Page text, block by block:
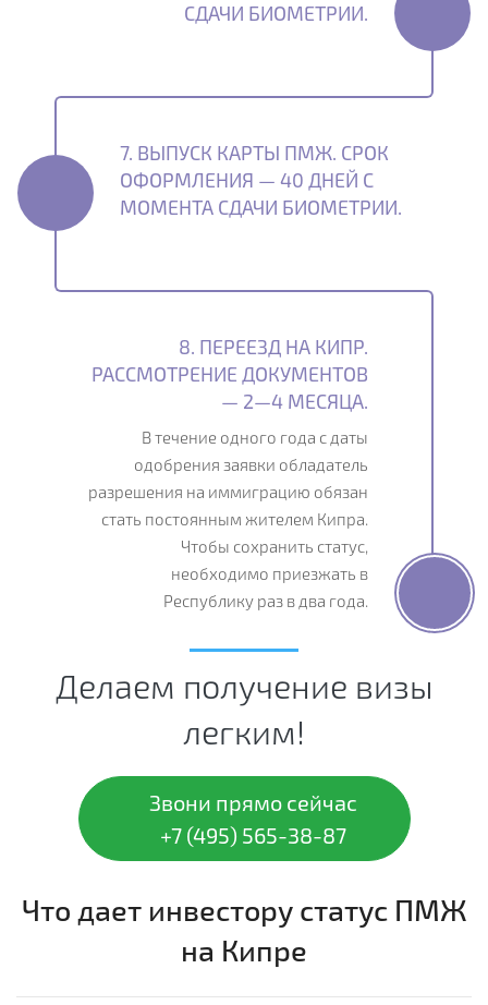
СДАЧИ БИОМЕТРИИ.
7. ВЫПУСК КАРТЫ ПМЖ. СРОК
ОФОРМЛЕНИЯ — 40 ДНЕЙ С
МОМЕНТА СДАЧИ БИОМЕТРИИ.
8. ПЕРЕЕЗД НА КИПР.
РАССМОТРЕНИЕ ДОКУМЕНТОВ
— 2—4 МЕСЯЦА.
В течение одного года с даты
одобрения заявки обладатель
разрешения на иммиграцию обязан
стать постоянным жителем Кипра.
Чтобы сохранить статус,
необходимо приезжать в
Республику раз в два года.
Делаем получение визы
легким!
Звони прямо сейчас
+7 (495) 565-38-87
Что дает инвестору статус ПМЖ
на Кипре